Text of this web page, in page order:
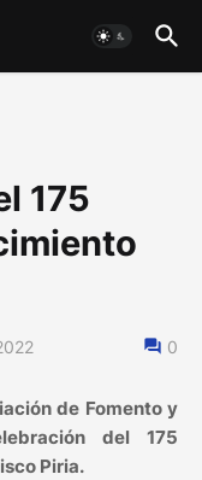
175
0
de Fomento y
del 175
Piria.